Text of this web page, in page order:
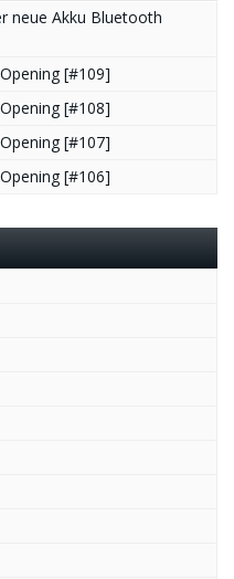
neue Akku Bluetooth
[#109]
[#108]
[#107]
[#106]